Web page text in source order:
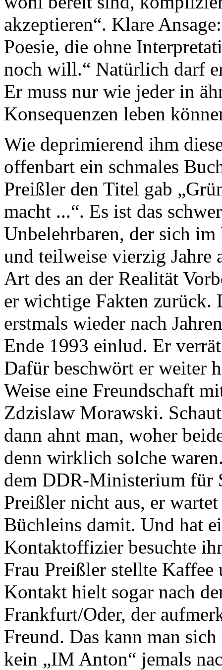
akzeptieren“. Klare
Poesie, die ohne
noch will.“ Natürlich darf
Er muss nur wie jeder in
Konsequenzen leben
Wie deprimierend ihm
offenbart ein schmales
Preißler den Titel gab
macht ...“. Es ist das
Unbelehrbaren, der sich
und teilweise vierzig Jahre
Art des an der Realität
er wichtige Fakten zurück.
erstmals wieder nach
Ende 1993 einlud. Er
Dafür beschwört er weiter
Weise eine Freundschaft
Zdzislaw Morawski.
dann ahnt man, woher
denn wirklich solche
dem DDR-Ministerium für
Preißler nicht aus, er
Büchleins damit. Und hat
Kontaktoffizier besuchte
Frau Preißler stellte
Kontakt hielt sogar nach
Frankfurt/Oder, der
Freund. Das kann man
kein „IM Anton“ jemals